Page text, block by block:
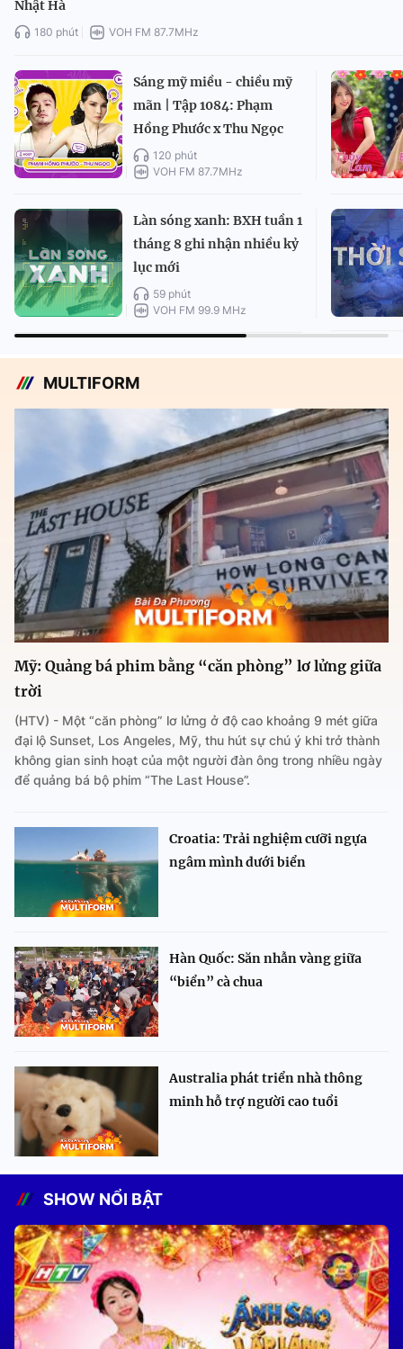
Nhật Hà
180 phút VOH FM 87.7MHz
Sáng mỹ miều - chiều mỹ
mãn | Tập 1084: Phạm
Hồng Phước x Thu Ngọc
120 phút
VOH FM 87.7MHz
Làn sóng xanh: BXH tuần 1
tháng 8 ghi nhận nhiều kỷ
lục mới
59 phút
VOH FM 99.9 MHz
MULTIFORM
Mỹ: Quảng bá phim bằng “căn phòng” lơ lửng giữa
trời
(HTV) - Một “căn phòng” lơ lửng ở độ cao khoảng 9 mét giữa
đại lộ Sunset, Los Angeles, Mỹ, thu hút sự chú ý khi trở thành
không gian sinh hoạt của một người đàn ông trong nhiều ngày
để quảng bá bộ phim “The Last House”.
Croatia: Trải nghiệm cưỡi ngựa
ngâm mình dưới biển
Hàn Quốc: Săn nhẫn vàng giữa
“biển” cà chua
Australia phát triển nhà thông
minh hỗ trợ người cao tuổi
SHOW NỔI BẬT